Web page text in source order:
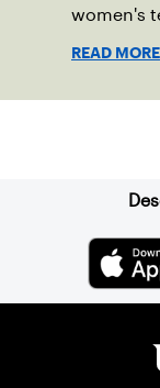
women's
READ MORE